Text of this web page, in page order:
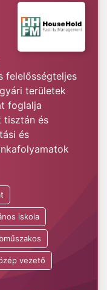
felelősségteljes
területek
foglalja
tisztán és
és
iskola
vezető